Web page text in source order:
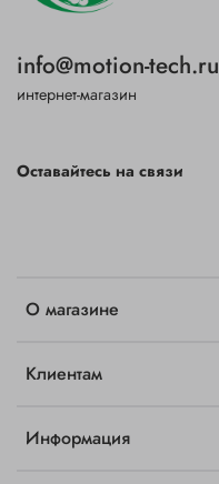
О магазине
Клиентам
Информация
info@motion-tech.ru
интернет-магазин
Оставайтесь на связи